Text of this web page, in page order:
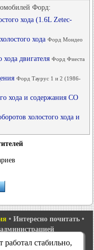
Форд:
хода (1.6L Zetec-
хода Форд Мондео
хода двигателя Форд Фиеста
Форд Таурус 1 и 2 (1986-
хода и содержания CO
холостого хода и
• Интересно почитать •
1•Мондео 1 и 2•
стабильно,